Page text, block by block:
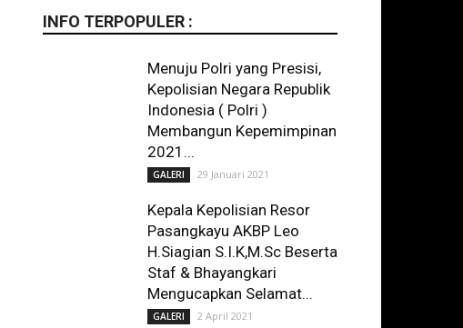
INFO TERPOPULER :
Menuju Polri yang Presisi,
Kepolisian Negara Republik
Indonesia ( Polri )
Membangun Kepemimpinan
2021...
GALERI 29 Januari 2021
Kepala Kepolisian Resor
Pasangkayu AKBP Leo
H.Siagian S.I.K,M.Sc Beserta
Staf & Bhayangkari
Mengucapkan Selamat...
GALERI 2 April 2021